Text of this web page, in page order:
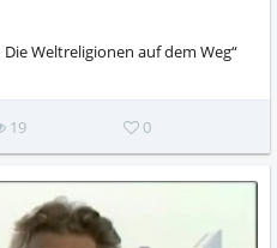
Weltreligionen auf dem Weg“
19 0